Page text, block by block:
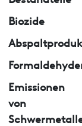
Biozide
Emissionen
von